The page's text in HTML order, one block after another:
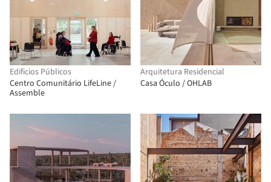
Edificios Públicos
Centro Comunitário LifeLine /
Assemble
Arquitetura Residencial
Casa Óculo / OHLAB